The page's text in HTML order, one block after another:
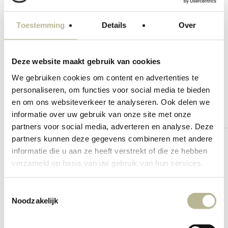
Toestemming Details Over
Deze website maakt gebruik van cookies
We gebruiken cookies om content en advertenties te
personaliseren, om functies voor social media te bieden
en om ons websiteverkeer te analyseren. Ook delen we
informatie over uw gebruik van onze site met onze
partners voor social media, adverteren en analyse. Deze
partners kunnen deze gegevens combineren met andere
informatie die u aan ze heeft verstrekt of die ze hebben
verzameld op basis van uw gebruik van hun services.
Noodzakelijk